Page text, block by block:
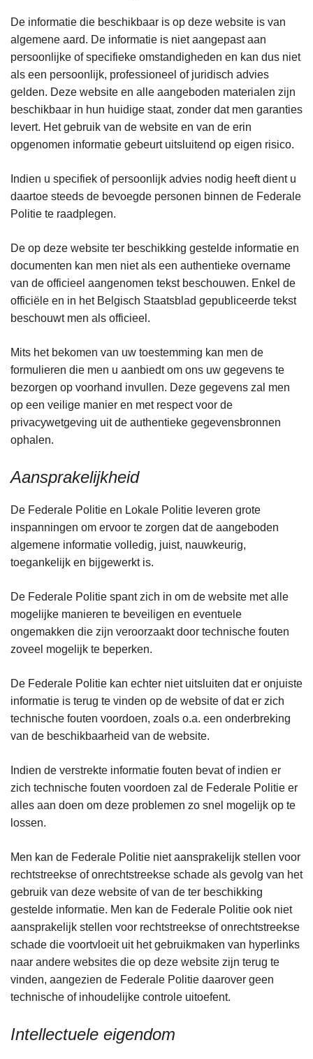
De informatie die beschikbaar is op deze website is van
algemene aard. De informatie is niet aangepast aan
persoonlijke of specifieke omstandigheden en kan dus niet
als een persoonlijk, professioneel of juridisch advies
gelden. Deze website en alle aangeboden materialen zijn
beschikbaar in hun huidige staat, zonder dat men garanties
levert. Het gebruik van de website en van de erin
opgenomen informatie gebeurt uitsluitend op eigen risico.
Indien u specifiek of persoonlijk advies nodig heeft dient u
daartoe steeds de bevoegde personen binnen de Federale
Politie te raadplegen.
De op deze website ter beschikking gestelde informatie en
documenten kan men niet als een authentieke overname
van de officieel aangenomen tekst beschouwen. Enkel de
officiële en in het Belgisch Staatsblad gepubliceerde tekst
beschouwt men als officieel.
Mits het bekomen van uw toestemming kan men de
formulieren die men u aanbiedt om ons uw gegevens te
bezorgen op voorhand invullen. Deze gegevens zal men
op een veilige manier en met respect voor de
privacywetgeving uit de authentieke gegevensbronnen
ophalen.
Aansprakelijkheid
De Federale Politie en Lokale Politie leveren grote
inspanningen om ervoor te zorgen dat de aangeboden
algemene informatie volledig, juist, nauwkeurig,
toegankelijk en bijgewerkt is.
De Federale Politie spant zich in om de website met alle
mogelijke manieren te beveiligen en eventuele
ongemakken die zijn veroorzaakt door technische fouten
zoveel mogelijk te beperken.
De Federale Politie kan echter niet uitsluiten dat er onjuiste
informatie is terug te vinden op de website of dat er zich
technische fouten voordoen, zoals o.a. een onderbreking
van de beschikbaarheid van de website.
Indien de verstrekte informatie fouten bevat of indien er
zich technische fouten voordoen zal de Federale Politie er
alles aan doen om deze problemen zo snel mogelijk op te
lossen.
Men kan de Federale Politie niet aansprakelijk stellen voor
rechtstreekse of onrechtstreekse schade als gevolg van het
gebruik van deze website of van de ter beschikking
gestelde informatie. Men kan de Federale Politie ook niet
aansprakelijk stellen voor rechtstreekse of onrechtstreekse
schade die voortvloeit uit het gebruikmaken van hyperlinks
naar andere websites die op deze website zijn terug te
vinden, aangezien de Federale Politie daarover geen
technische of inhoudelijke controle uitoefent.
Intellectuele eigendom